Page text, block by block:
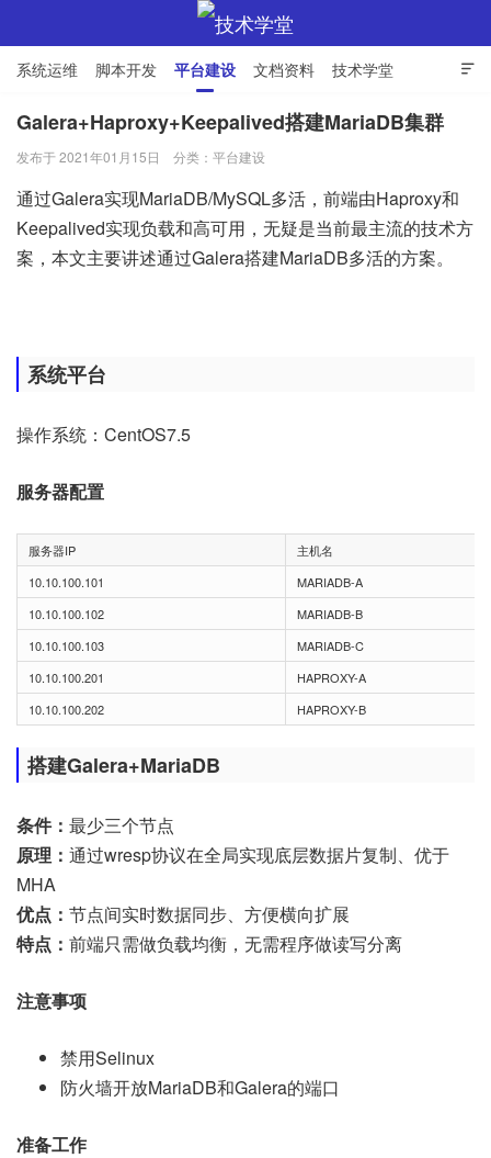

系统运维 脚本开发 平台建设 文档资料 技术学堂
Galera+Haproxy+Keepalived搭建MariaDB集群
发布于 2021年01月15日 分类： 平台建设
通过Galera实现MariaDB/MySQL多活，前端由Haproxy和
Keepalived实现负载和高可用，无疑是当前最主流的技术方
案，本文主要讲述通过Galera搭建MariaDB多活的方案。
系统平台
操作系统：CentOS7.5
服务器配置
服务器IP
主机名
10.10.100.101
MARIADB-A
10.10.100.102
MARIADB-B
10.10.100.103
MARIADB-C
10.10.100.201
HAPROXY-A
10.10.100.202
HAPROXY-B
搭建Galera+MariaDB
条件： 最少三个节点
原理： 通过wresp协议在全局实现底层数据片复制、优于
MHA
优点： 节点间实时数据同步、方便横向扩展
特点： 前端只需做负载均衡，无需程序做读写分离
注意事项
禁用Selinux
防火墙开放MariaDB和Galera的端口
准备工作